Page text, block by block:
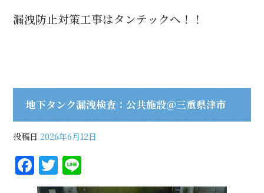
漏洩防止対策工事はタンテックへ！！
地下タンク漏洩検査：公共施設＠三重県津市
投稿日 2026年6月12日
F
a
T
w n